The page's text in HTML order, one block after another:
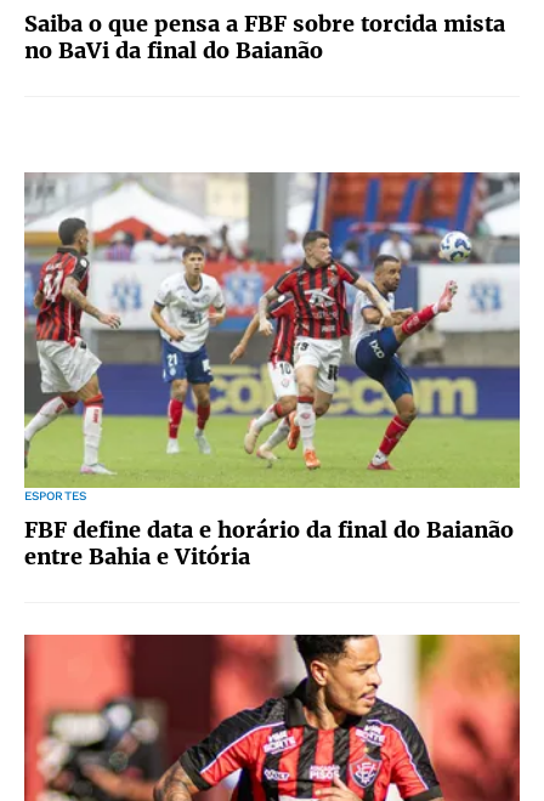
Saiba o que pensa a FBF sobre torcida mista
no BaVi da final do Baianão
ESPORTES
FBF define data e horário da final do Baianão
entre Bahia e Vitória